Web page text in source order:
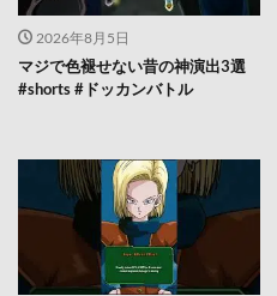
2026年8月5日
マジで色褪せない昔の神演出3選
#shorts #ドッカンバトル